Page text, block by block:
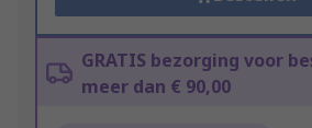
GRATIS bezorging voor
meer dan € 90,00